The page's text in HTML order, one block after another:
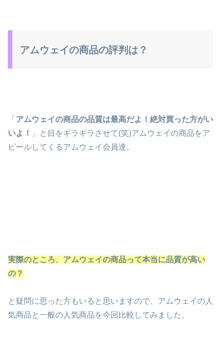
アムウェイの商品の評判は？
「 アムウェイの商品の品質は最高だよ！絶対買った方がい
いよ！
」と目をギラギラさせて(笑)アムウェイの商品をア
ピールしてくるアムウェイ会員達。
実際のところ、アムウェイの商品って本当に品質が高い
の？
と疑問に思った方もいると思いますので、アムウェイの人
気商品と一般の人気商品を今回比較してみました。